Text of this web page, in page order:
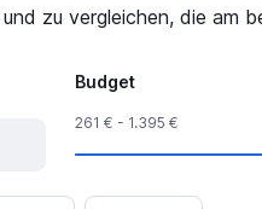
zu vergleichen, die am
Budget
261 € - 1.395 €